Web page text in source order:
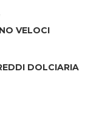
VELOCI
DOLCIARIA